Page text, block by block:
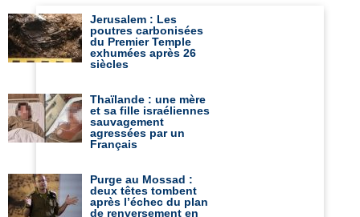
Jerusalem : Les
poutres carbonisées
du Premier Temple
exhumées après 26
siècles
Thaïlande : une mère
et sa fille israéliennes
sauvagement
agressées par un
Français
Purge au Mossad :
deux têtes tombent
après l’échec du plan
de renversement en